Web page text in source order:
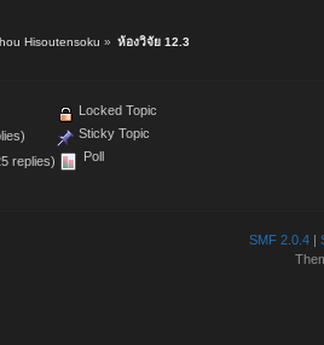
Hisoutensoku » ห้องวิจัย 12.3
replies)
Locked Topic
Sticky Topic
Poll
SMF 2.0.4|